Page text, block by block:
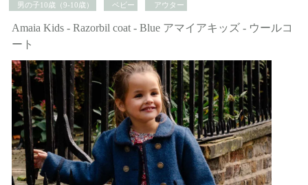
男の子10歳（9-10歳） ベビー アウター
Amaia Kids - Razorbil coat - Blue アマイアキッズ - ウールコ
ート